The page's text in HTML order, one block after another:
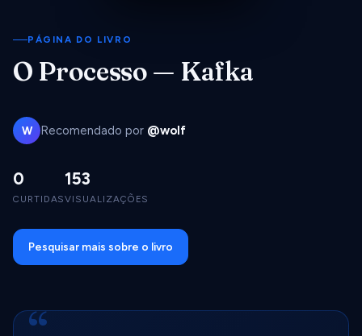
PÁGINA DO LIVRO
O Processo — Kafka
W Recomendado por @wolf
0
CURTIDAS
153
VISUALIZAÇÕES
Pesquisar mais sobre o livro